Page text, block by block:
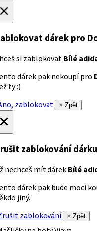
dárek pro
si zablokovat Bílé
dárek pak nekoupí pro
ty :)
zablokovat
× Zpět
zablokování dárku
nechceš mít dárek Bílé
dárek pak bude moci
jiný.
zablokování
× Zpět